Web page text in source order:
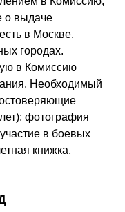
о выдаче
в Москве,
городах.
в Комиссию
Необходимый
фотография
в боевых
книжка,